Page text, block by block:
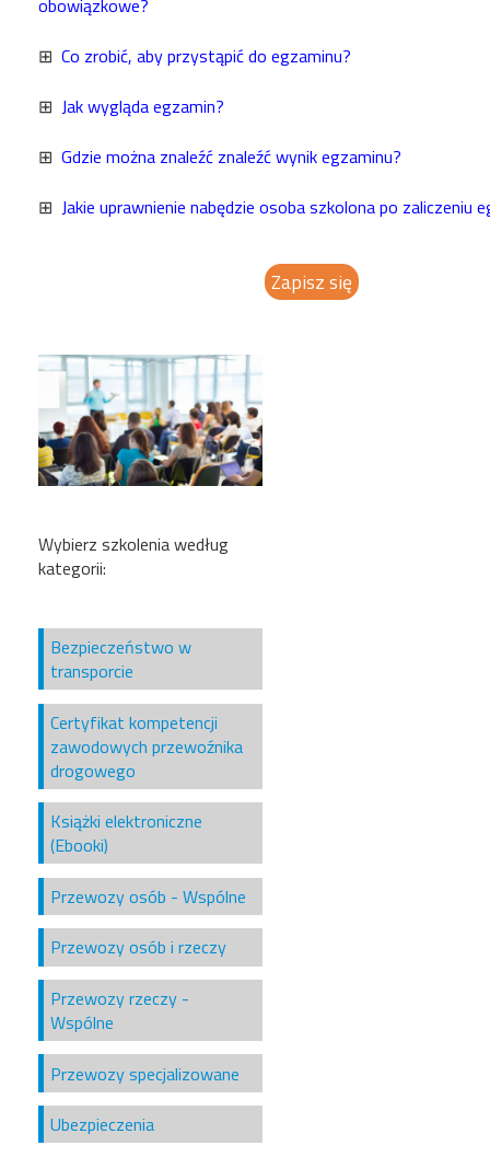
Wybierz szkolenia według
kategorii:
Bezpieczeństwo w
transporcie
Certyfikat kompetencji
zawodowych przewoźnika
drogowego
Książki elektroniczne
(Ebooki)
Przewozy osób - Wspólne
Przewozy osób i rzeczy
Przewozy rzeczy -
Wspólne
Przewozy specjalizowane
Ubezpieczenia
obowiązkowe?
⊞ Co zrobić, aby przystąpić do egzaminu?
⊞ Jak wygląda egzamin?
⊞ Gdzie można znaleźć znaleźć wynik egzaminu?
⊞ Jakie uprawnienie nabędzie osoba szkolona po zaliczeniu
Zapisz się